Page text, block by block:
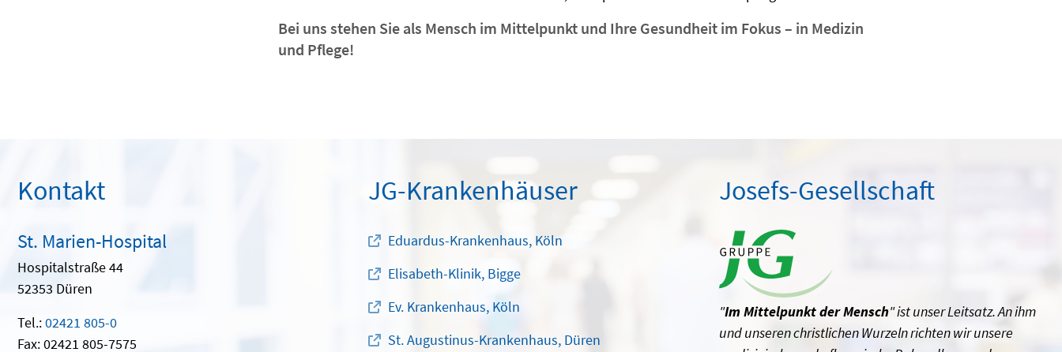
Bei uns stehen Sie als Mensch im Mittelpunkt und Ihre Gesundheit im Fokus – in Medizin
und Pflege!
Kontakt
St. Marien-Hospital
Hospitalstraße 44
52353 Düren
Tel.:02421 805-0
Fax: 02421 805-7575
JG-Krankenhäuser
Eduardus-Krankenhaus, Köln
Elisabeth-Klinik, Bigge
Ev. Krankenhaus, Köln
St. Augustinus-Krankenhaus, Düren
Josefs-Gesellschaft
"Im Mittelpunkt der Mensch" ist unser Leitsatz. An ihm
und unseren christlichen Wurzeln richten wir unsere